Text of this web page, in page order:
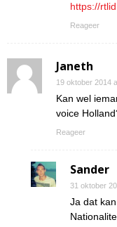
https://
Reageer
Janeth
19 oktober 2014
Kan wel
voice
Reageer
Sander
31 oktober
Ja dat